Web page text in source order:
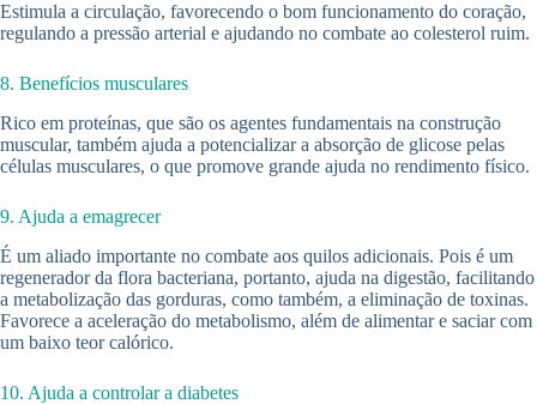
Estimula a circulação, favorecendo o bom funcionamento do coração,
regulando a pressão arterial e ajudando no combate ao colesterol ruim.
8. Benefícios musculares
Rico em proteínas, que são os agentes fundamentais na construção
muscular, também ajuda a potencializar a absorção de glicose pelas
células musculares, o que promove grande ajuda no rendimento físico.
9. Ajuda a emagrecer
É um aliado importante no combate aos quilos adicionais. Pois é um
regenerador da flora bacteriana, portanto, ajuda na digestão, facilitando
a metabolização das gorduras, como também, a eliminação de toxinas.
Favorece a aceleração do metabolismo, além de alimentar e saciar com
um baixo teor calórico.
10. Ajuda a controlar a diabetes